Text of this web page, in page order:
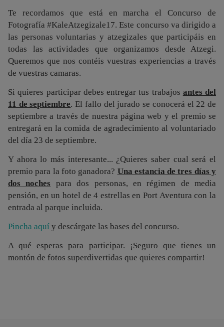
Te recordamos que está en marcha el Concurso de
Fotografía #KaleAtzegizale17. Este concurso va dirigido a
las personas voluntarias y atzegizales que participáis en
todas las actividades que organizamos desde Atzegi.
Queremos que nos contéis vuestras experiencias a través
de vuestras camaras.
Si quieres participar debes entregar tus trabajos antes del
11 de septiembre. El fallo del jurado se conocerá el 22 de
septiembre a través de nuestra página web y el premio se
entregará en la comida de agradecimiento al voluntariado
del día 23 de septiembre.
Y ahora lo más interesante... ¿Quieres saber cual será el
premio para la foto ganadora? Una estancia de tres días y
dos noches para dos personas, en régimen de media
pensión, en un hotel de 4 estrellas en Port Aventura con la
entrada al parque incluida.
Pincha aquí y descárgate las bases del concurso.
A qué esperas para participar. ¡Seguro que tienes un
montón de fotos superdivertidas que quieres compartir!